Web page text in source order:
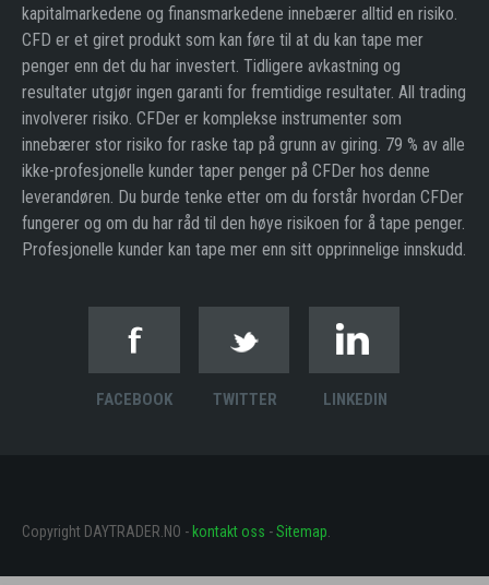
kapitalmarkedene og finansmarkedene innebærer alltid en risiko.
CFD er et giret produkt som kan føre til at du kan tape mer
penger enn det du har investert. Tidligere avkastning og
resultater utgjør ingen garanti for fremtidige resultater. All trading
involverer risiko. CFDer er komplekse instrumenter som
innebærer stor risiko for raske tap på grunn av giring. 79 % av alle
ikke-profesjonelle kunder taper penger på CFDer hos denne
leverandøren. Du burde tenke etter om du forstår hvordan CFDer
fungerer og om du har råd til den høye risikoen for å tape penger.
Profesjonelle kunder kan tape mer enn sitt opprinnelige innskudd.
FACEBOOK TWITTER LINKEDIN
Copyright DAYTRADER.NO - kontakt oss -Sitemap